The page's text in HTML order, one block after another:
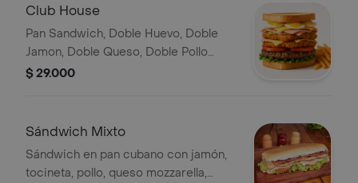
Club House
Pan Sandwich, Doble Huevo, Doble
Jamon, Doble Queso, Doble Pollo
Apanado, Doble Carne Angus,
creado por Rappi.
$ 29.000
Sándwich Mixto
Sándwich en pan cubano con jamón,
tocineta, pollo, queso mozzarella,